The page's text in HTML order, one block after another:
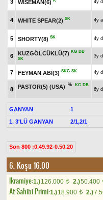
3 WISEMAN(6) 4y
4 WHITE SPEAR(2) SK 4y
5 SHORTY(8) SK 4y
6 KUZGÖLCÜKLÜ(7) KG DB
SK
3y
7 FEYMAN ABİ(3) SKG SK 4y
8 PASTOR(5) (USA) % KG DB
6y
GANYAN 1
1. 3'LÜ GANYAN
2/1,2/1
Son 800 :0.49.92-0.50.20
6. Koşu 16.00
Ikramiye:1.)126.000 t 2.)50.400
At Sahibi Primi:1.)18.900 t 2.)